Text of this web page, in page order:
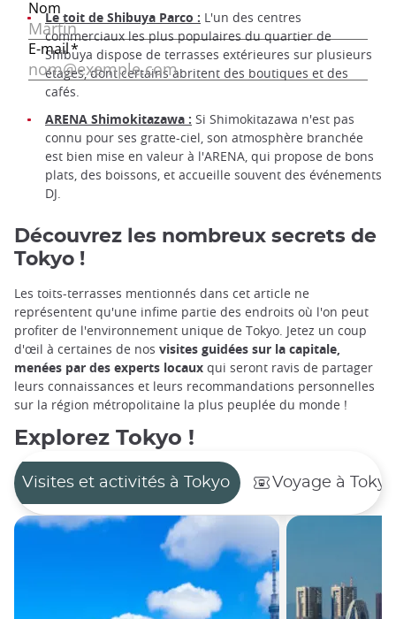
Le toit de Shibuya Parco : L'un des centres
commerciaux les plus populaires du quartier de
Shibuya dispose de terrasses extérieures sur plusieurs
étages, dont certains abritent des boutiques et des
cafés.
ARENA Shimokitazawa : Si Shimokitazawa n'est pas
connu pour ses gratte-ciel, son atmosphère branchée
est bien mise en valeur à l'ARENA, qui propose de bons
plats, des boissons, et accueille souvent des événements
DJ.
Découvrez les nombreux secrets de
Tokyo !
Les toits-terrasses mentionnés dans cet article ne
représentent qu'une infime partie des endroits où l'on peut
profiter de l'environnement unique de Tokyo. Jetez un coup
d'œil à certaines de nos visites guidées sur la capitale,
menées par des experts locaux qui seront ravis de partager
leurs connaissances et leurs recommandations personnelles
sur la région métropolitaine la plus peuplée du monde !
Explorez Tokyo !
Visites et activités à Tokyo Voyage à Tokyo